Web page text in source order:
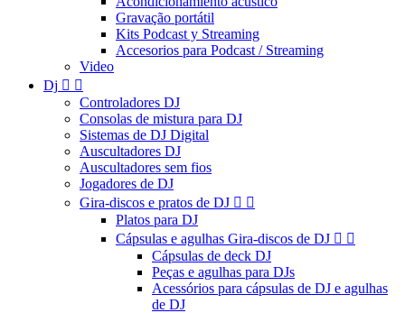
Gravação portátil
Kits Podcast y Streaming
Accesorios para Podcast / Streaming
Video
Dj  
Controladores DJ
Consolas de mistura para DJ
Sistemas de DJ Digital
Auscultadores DJ
Auscultadores sem fios
Jogadores de DJ
Gira-discos e pratos de DJ  
Platos para DJ
Cápsulas e agulhas Gira-discos de DJ  
Cápsulas de deck DJ
Peças e agulhas para DJs
Acessórios para cápsulas de DJ e agulhas
de DJ